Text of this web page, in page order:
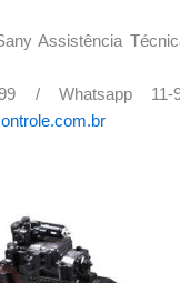
Assistência
/ Whatsapp 11-